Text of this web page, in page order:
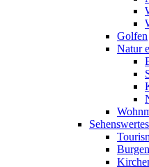
Golfen
Natur
Sehenswertes